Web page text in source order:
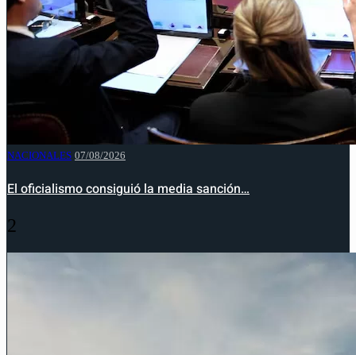
NACIONALES 07/08/2026
El oficialismo consiguió la media sanción…
2